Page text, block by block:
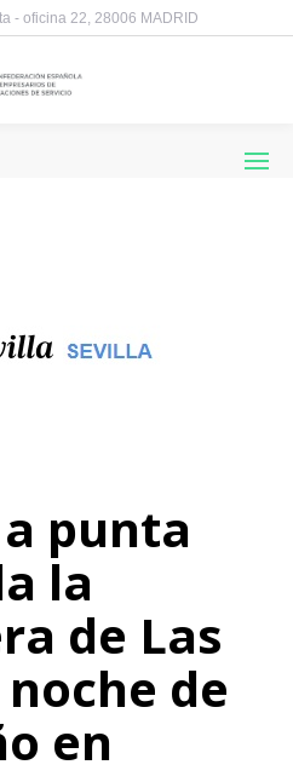
- oficina 22, 28006 MADRID
punta
la
de Las
de
en